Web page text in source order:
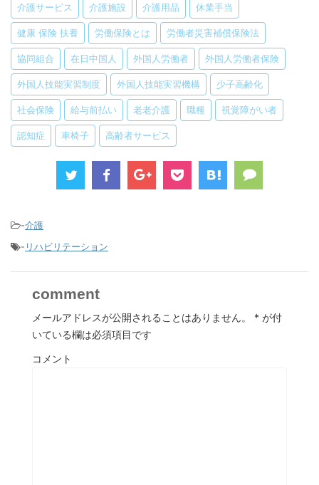
介護サービス 介護施設 介護用品 休業手当
健康 保険 扶養 労働保険とは 労働者災害補償保険法
協同組合 在日中国人 外国人労働者 外国人労働者保険
外国人技能実習制度 外国人技能実習機構 少子高齢化
社会保険 給与前払い 老老介護 職種 視覚障がい者
認知症 車椅子 高齢者サービス
-介護
- リハビリテーション
comment
メールアドレスが公開されることはありません。 * が付
いている欄は必須項目です
コメント